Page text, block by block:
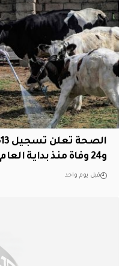
و24 وفاة منذ بداية العام الجاري
قبل يوم واحد